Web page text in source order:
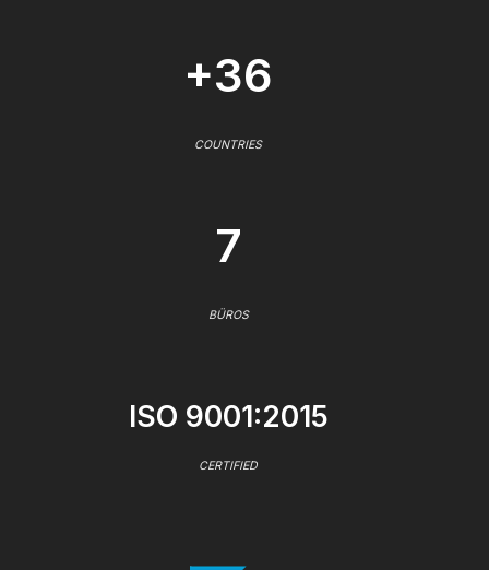
+36
COUNTRIES
7
BÜROS
ISO 9001:2015
CERTIFIED